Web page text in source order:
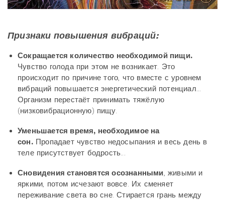
Признаки повышения вибраций:
Сокращается количество необходимой пищи.
Чувство голода при этом не возникает. Это
происходит по причине того, что вместе с уровнем
вибраций повышается энергетический потенциал...
Организм перестаёт принимать тяжёлую
(низковибрационную) пищу.
Уменьшается время, необходимое на
сон.Пропадает чувство недосыпания и весь день в
теле присутствует бодрость...
Сновидения становятся осознанными, живыми и
яркими, потом исчезают вовсе. Их сменяет
переживание света во сне. Стирается грань между